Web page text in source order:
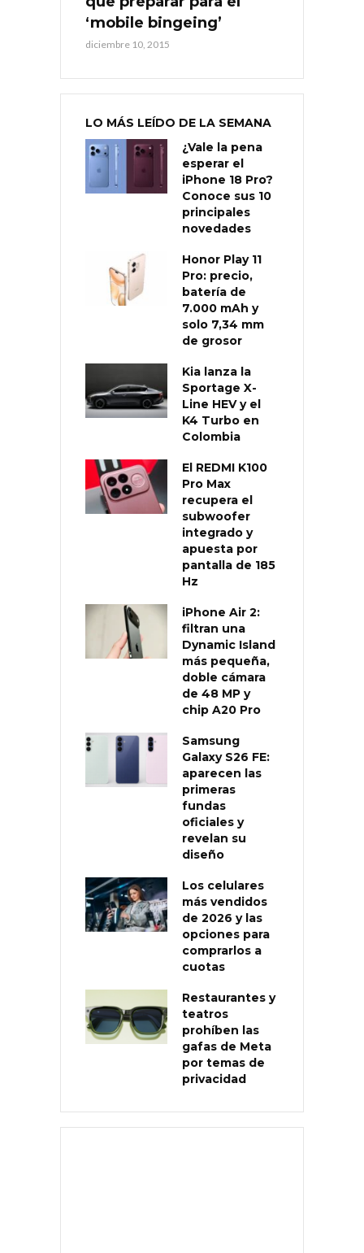
‘mobile bingeing’
diciembre 10, 2015
LO MÁS LEÍDO DE LA SEMANA
¿Vale la pena
esperar el
iPhone 18 Pro?
Conoce sus 10
principales
novedades
Honor Play 11
Pro: precio,
batería de
7.000 mAh y
solo 7,34 mm
de grosor
Kia lanza la
Sportage X-
Line HEV y el
K4 Turbo en
Colombia
El REDMI K100
Pro Max
recupera el
subwoofer
integrado y
apuesta por
pantalla de 185
Hz
iPhone Air 2:
filtran una
Dynamic Island
más pequeña,
doble cámara
de 48 MP y
chip A20 Pro
Samsung
Galaxy S26 FE:
aparecen las
primeras
fundas
oficiales y
revelan su
diseño
Los celulares
más vendidos
de 2026 y las
opciones para
comprarlos a
cuotas
Restaurantes y
teatros
prohíben las
gafas de Meta
por temas de
privacidad